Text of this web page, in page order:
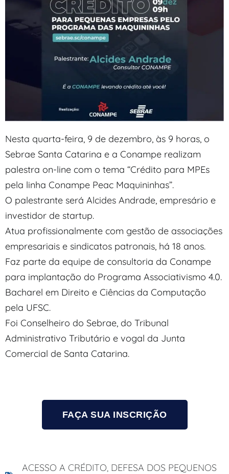
Nesta quarta-feira, 9 de dezembro, às 9 horas, o
Sebrae Santa Catarina e a Conampe realizam
palestra on-line com o tema “Crédito para MPEs
pela linha Conampe Peac Maquininhas”.
O palestrante será Alcides Andrade, empresário e
investidor de startup.
Atua profissionalmente com gestão de associações
empresariais e sindicatos patronais, há 18 anos.
Faz parte da equipe de consultoria da Conampe
para implantação do Programa Associativismo 4.0.
Bacharel em Direito e Ciências da Computação
pela UFSC.
Foi Conselheiro do Sebrae, do Tribunal
Administrativo Tributário e vogal da Junta
Comercial de Santa Catarina.
FAÇA SUA INSCRIÇÃO
ACESSO A CRÉDITO DEFESA DOS PEQUENOS